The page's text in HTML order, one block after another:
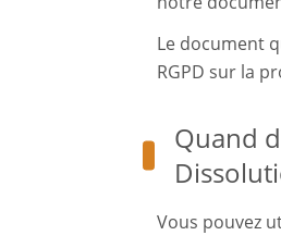
Le document
RGPD sur la
Quand
Vous pouvez